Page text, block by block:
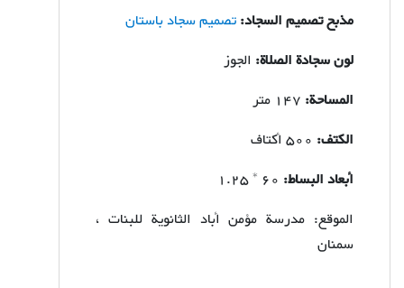
مذبح تصميم السجاد:تصميم سجاد باستان
لون سجادة الصلاة: الجوز
المساحة:
الكتف:
أبعاد البساط: 60 * 1.25
الموقع: مدرسة مؤمن أباد الثانوية للبنات ،
سمنان